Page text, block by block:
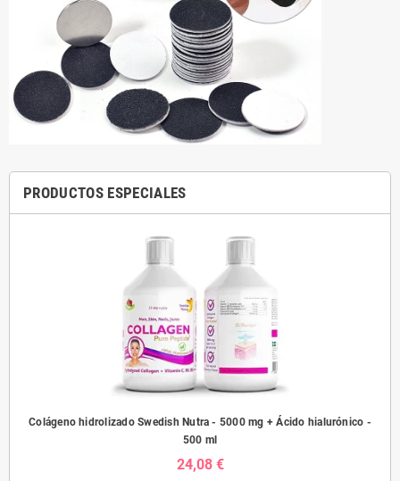
PRODUCTOS ESPECIALES
Colágeno hidrolizado Swedish Nutra - 5000 mg + Ácido hialurónico -
500 ml
24,08 €